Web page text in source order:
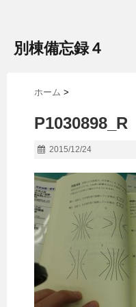
別棟備忘録４
ホーム >
P1030898_R
2015/12/24